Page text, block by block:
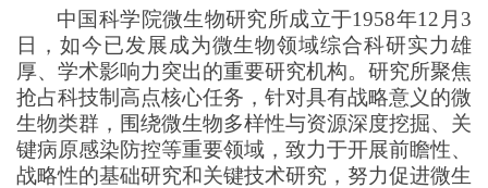
中国科学院微生物研究所成立于1958年12月3
日，如今已发展成为微生物领域综合科研实力雄
厚、学术影响力突出的重要研究机构。研究所聚焦
抢占科技制高点核心任务，针对具有战略意义的微
生物类群，围绕微生物多样性与资源深度挖掘、关
键病原感染防控等重要领域，致力于开展前瞻性、
战略性的基础研究和关键技术研究，努力促进微生